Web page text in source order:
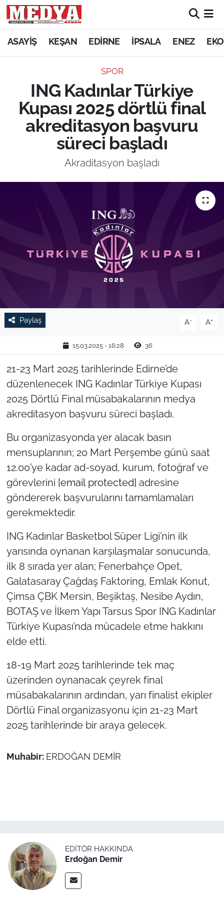
ASAYİŞ KEŞAN EDİRNE İPSALA ENEZ
SPOR
ING Kadınlar Türkiye
Kupası 2025 dörtlü final
akreditasyon başvuru
süreci başladı
Akraditasyon başladı
Paylaş A- A+
15.03.2025 - 16:28 36
21-23 Mart 2025 tarihlerinde Edirne’de
düzenlenecek ING Kadınlar Türkiye Kupası
2025 Dörtlü Final müsabakalarının medya
akreditasyon başvuru süreci başladı.
Bu organizasyonda yer alacak basın
mensuplarının; 20 Mart Perşembe günü saat
12.00’ye kadar ad-soyad, kurum, fotoğraf ve
görevlerini [email protected] adresine
göndererek başvurularını tamamlamaları
gerekmektedir.
ING Kadınlar Basketbol Süper Ligi’nin ilk
yarısında oynanan karşılaşmalar sonucunda,
ilk 8 sırada yer alan; Fenerbahçe Opet,
Galatasaray Çağdaş Faktoring, Emlak Konut,
Çimsa ÇBK Mersin, Beşiktaş, Nesibe Aydın,
BOTAŞ ve İlkem Yapı Tarsus Spor ING Kadınlar
Türkiye Kupası’nda mücadele etme hakkını
elde etti.
18-19 Mart 2025 tarihlerinde tek maç
üzerinden oynanacak çeyrek final
müsabakalarının ardından, yarı finalist ekipler
Dörtlü Final organizasyonu için 21-23 Mart
2025 tarihlerinde bir araya gelecek.
Muhabir: ERDOĞAN DEMİR
EDITÖR HAKKINDA
Erdoğan Demir
KEŞAN
ASAYİŞ
SİYASET
GÜNDEM
EKONOMİ
TARIM VE HAYVANCILIK
SPOR
EDİRNE
TEKİRDAĞ
KIRKLARELİ
ÇANAKKALE
TÜRKİYE
Bölge
Genel
Politika
Flaş Haber
Dış Haberler
İş Dünyası
English News
Canlı Maç